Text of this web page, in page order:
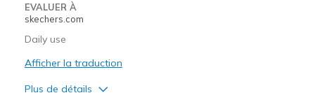
EVALUER À
skechers.com
Daily use
Afficher la traduction
Plus de détails